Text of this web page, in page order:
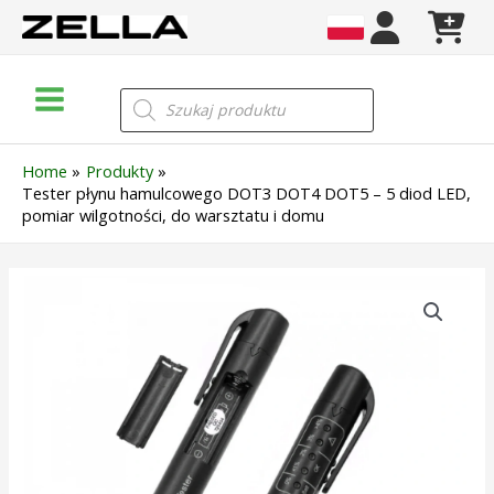
Skip
Menu
Wyszukiwarka
produktów
Home
Produkty
Tester płynu hamulcowego DOT3 DOT4 DOT5 – 5 diod LED,
pomiar wilgotności, do warsztatu i domu